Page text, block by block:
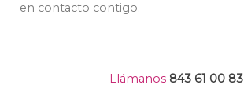
en contacto contigo.
Llámanos 843 61 00 83